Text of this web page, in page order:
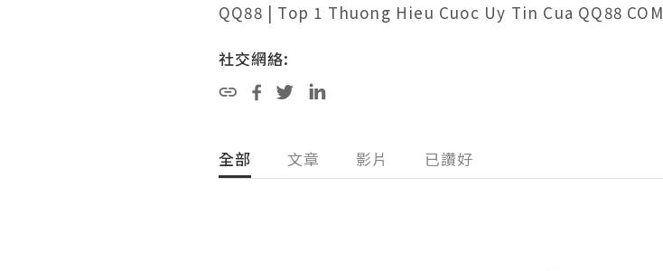
QQ88 | Top 1 Thuong Hieu Cuoc Uy Tin Cua QQ88 COM
社交網絡:
全部 文章 影片 已讚好